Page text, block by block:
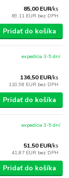
85,00 EUR/ks
69,11 EUR bez DPH
Pridať do košíka
136,50 EUR/ks
110,98 EUR bez DPH
expedícia 3-5 dní
Pridať do košíka
51,50 EUR/ks
41,87 EUR bez DPH
expedícia 3-5 dní
Pridať do košíka